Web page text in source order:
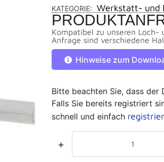
KATEGORIE: Werkstatt- und
Kompatibel zu unseren
Anfrage sind verschiedene
Hinweise zum
Bitte beachten Sie, dass
Falls Sie bereits registriert
schnell und einfach
+